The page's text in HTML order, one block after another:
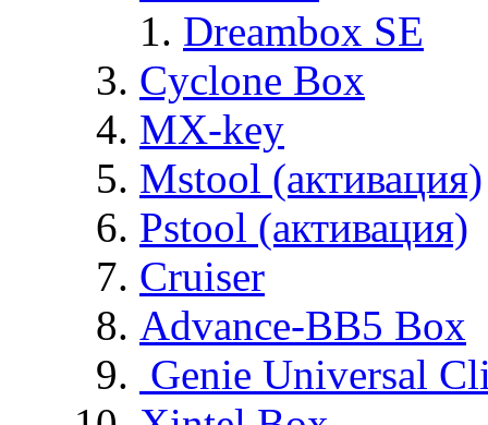
Dreambox SE
Cyclone Box
MX-key
Mstool (активация)
Pstool (активация)
Cruiser
Advance-BB5 Box
Genie Universal